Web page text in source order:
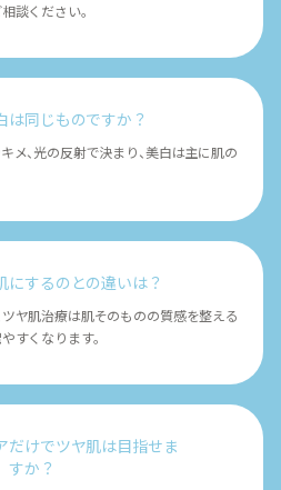
談ください。
は同じものですか？
メ、光の反射で決まり、美白は主に肌の
にするのとの違いは？
ヤ肌治療は肌そのものの質感を整える
すくなります。
だけでツヤ肌は目指せま
すか？